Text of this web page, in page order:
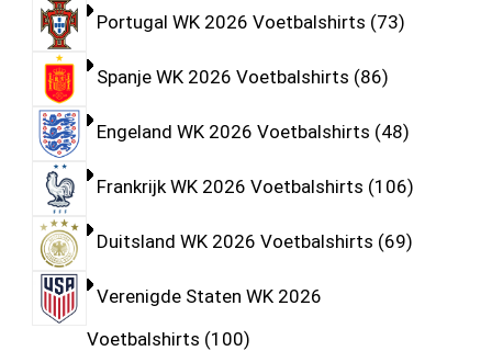
Portugal WK 2026 Voetbalshirts 73
Spanje WK 2026 Voetbalshirts 86
Engeland WK 2026 Voetbalshirts 48
Frankrijk WK 2026 Voetbalshirts 106
Duitsland WK 2026 Voetbalshirts 69
Verenigde Staten WK 2026
Voetbalshirts 100